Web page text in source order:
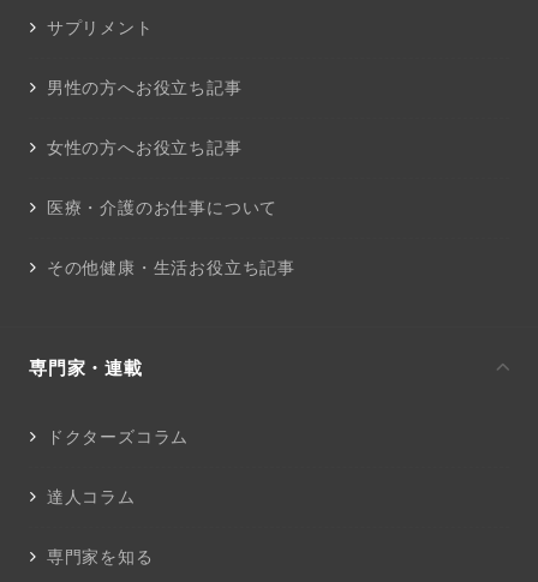
サプリメント
男性の方へお役立ち記事
女性の方へお役立ち記事
医療・介護のお仕事について
その他健康・生活お役立ち記事
専門家・連載
ドクターズコラム
達人コラム
専門家を知る